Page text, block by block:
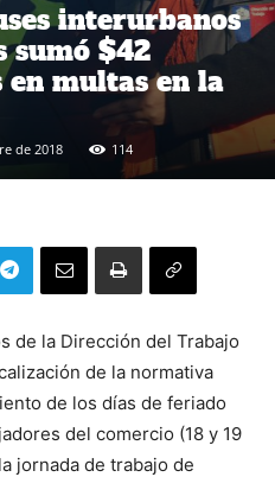
interurbanos
sumó $42
en multas en la
de 2018 114
de la Dirección del Trabajo
de la normativa
de los días de feriado
del comercio (18 y 19
jornada de trabajo de